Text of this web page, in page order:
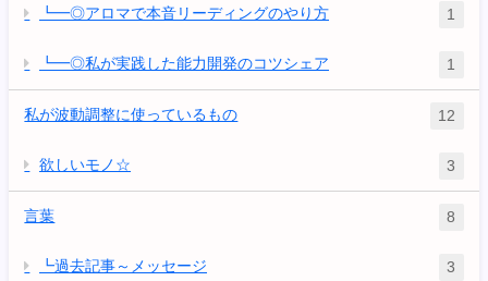
┗━◎アロマで本音リーディングのやり方 1
┗━◎私が実践した能力開発のコツシェア 1
私が波動調整に使っているもの 12
欲しいモノ☆ 3
言葉 8
┗過去記事～メッセージ 3